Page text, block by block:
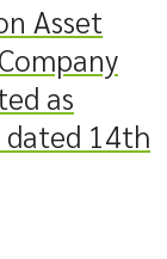
Asset
as
dated 14th